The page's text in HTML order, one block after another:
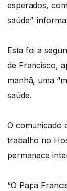
esperados,
saúde”,
Esta foi a
de Francisco,
manhã, uma
saúde.
O comunicado
trabalho no
permanece
“O Papa